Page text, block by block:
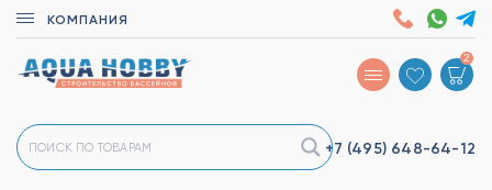
КОМПАНИЯ
+7 (495) 648-64-12
2